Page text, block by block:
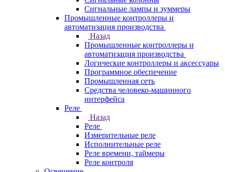
Сигнальные лампы и зуммеры
Промышленные контроллеры и
автоматизация производства
Назад
Промышленные контроллеры и
автоматизация производства
Логические контроллеры и аксессуары
Программное обеспечение
Промышленная сеть
Средства человеко-машинного
интерфейса
Реле
Назад
Реле
Измерительные реле
Исполнительные реле
Реле времени, таймеры
Реле контроля